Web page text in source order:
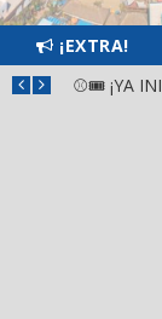
¡EXTRA!